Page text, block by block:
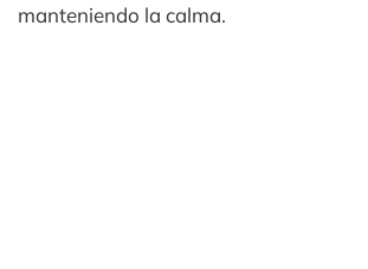
manteniendo la calma.